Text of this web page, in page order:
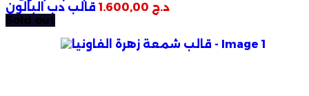
د.ج
Sold out